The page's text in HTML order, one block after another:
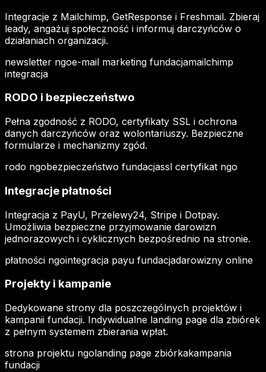
Integracje z Mailchimp, GetResponse i Freshmail. Zbieraj
leady, angażuj społeczność i informuj darczyńców o
działaniach organizacji.
newsletter ngoe-mail marketing fundacjamailchimp
integracja
RODO i bezpieczeństwo
Pełna zgodność z RODO, certyfikaty SSL i ochrona
danych darczyńców oraz wolontariuszy. Bezpieczne
formularze i mechanizmy zgód.
rodo ngobezpieczeństwo fundacjassl certyfikat ngo
Integracje płatności
Integracja z PayU, Przelewy24, Stripe i Dotpay.
Umożliwia bezpieczne przyjmowanie darowizn
jednorazowych i cyklicznych bezpośrednio na stronie.
płatności ngointegracja payu fundacjadarowizny online
Projekty i kampanie
Dedykowane strony dla poszczególnych projektów i
kampanii fundacji. Indywidualne landing page dla zbiórek
z pełnym systemem zbierania wpłat.
strona projektu ngolanding page zbiórkakampania
fundacji